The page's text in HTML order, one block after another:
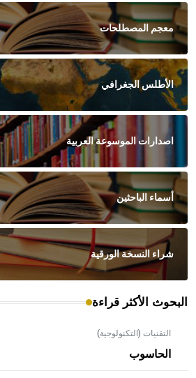
معجم المصطلحات
الأطلس الجغرافي
اصدارات الموسوعة العربية
أسماء الباحثين
شراء النسخة الورقية
البحوث الأكثر قراءة
التقنيات (التكنولوجية)
الحاسوب